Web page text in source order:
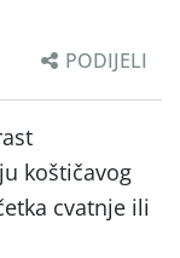
PODIJELI
koštičavog
cvatnje ili